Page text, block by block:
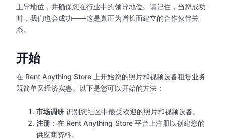
主导地位，并确保您在行业中的领导地位。请记住，当您成功
时，我们也会成功——这是真正为增长而建立的合作伙伴关
系。
开始
在 Rent Anything Store 上开始您的照片和视频设备租赁业务
既简单又经济实惠。以下是您可以开始的方法：
市场调研 识别您社区中最受欢迎的照片和视频设备。
注册 ：在 Rent Anything Store 平台上注册以创建您的
供应商资料。